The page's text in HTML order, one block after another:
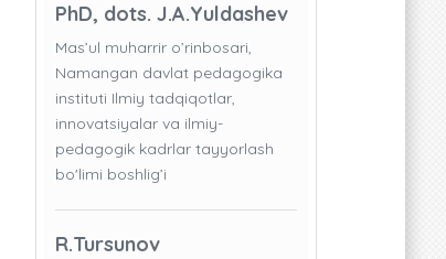
PhD, dots. J.A.Yuldashev
Mas’ul muharrir o’rinbosari,
Namangan davlat pedagogika
instituti Ilmiy tadqiqotlar,
innovatsiyalar va ilmiy-
pedagogik kadrlar tayyorlash
bo'limi boshlig’i
R.Tursunov